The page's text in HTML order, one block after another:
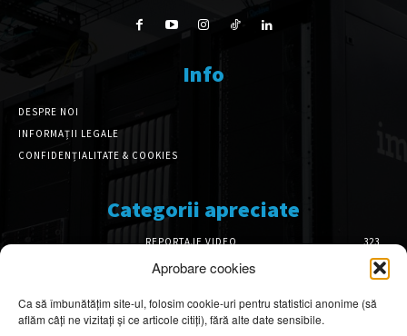
Aprobare cookies
Ca să îmbunătățim site-ul, folosim cookie-uri pentru statistici anonime (să
aflăm câți ne vizitați și ce articole citiți), fără alte date sensibile.
Info
DESPRE NOI
INFORMAȚII LEGALE
CONFIDENȚIALITATE & COOKIES
Categorii apreciate
REPORTAJE VIDEO
323
AMENAJĂRI INTERIOARE
126
DESIGN INTERIOR
64
ARHITECTURĂ & DESIGN